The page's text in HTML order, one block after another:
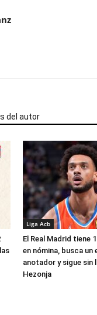
del autor
Liga Acb
El Real Madrid tiene
en nómina, busca un
anotador y sigue sin
Hezonja